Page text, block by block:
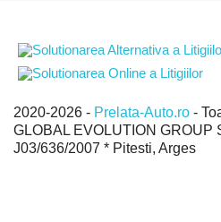
2020-2026 - Prelata-Auto.ro -
GLOBAL EVOLUTION GROUP
J03/636/2007 * Pitesti, Arges